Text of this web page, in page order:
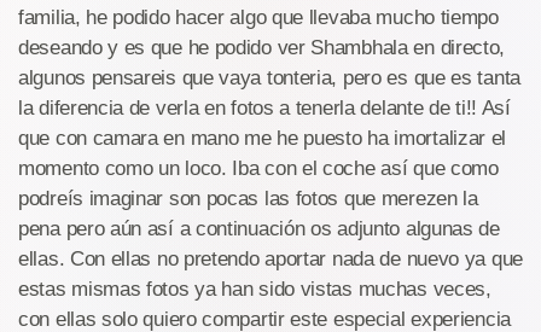
familia, he podido hacer algo que llevaba mucho tiempo
deseando y es que he podido ver Shambhala en directo,
algunos pensareis que vaya tonteria, pero es que es tanta
la diferencia de verla en fotos a tenerla delante de ti!! Así
que con camara en mano me he puesto ha imortalizar el
momento como un loco. Iba con el coche así que como
podreís imaginar son pocas las fotos que merezen la
pena pero aún así a continuación os adjunto algunas de
ellas. Con ellas no pretendo aportar nada de nuevo ya que
estas mismas fotos ya han sido vistas muchas veces,
con ellas solo quiero compartir este especial experiencia